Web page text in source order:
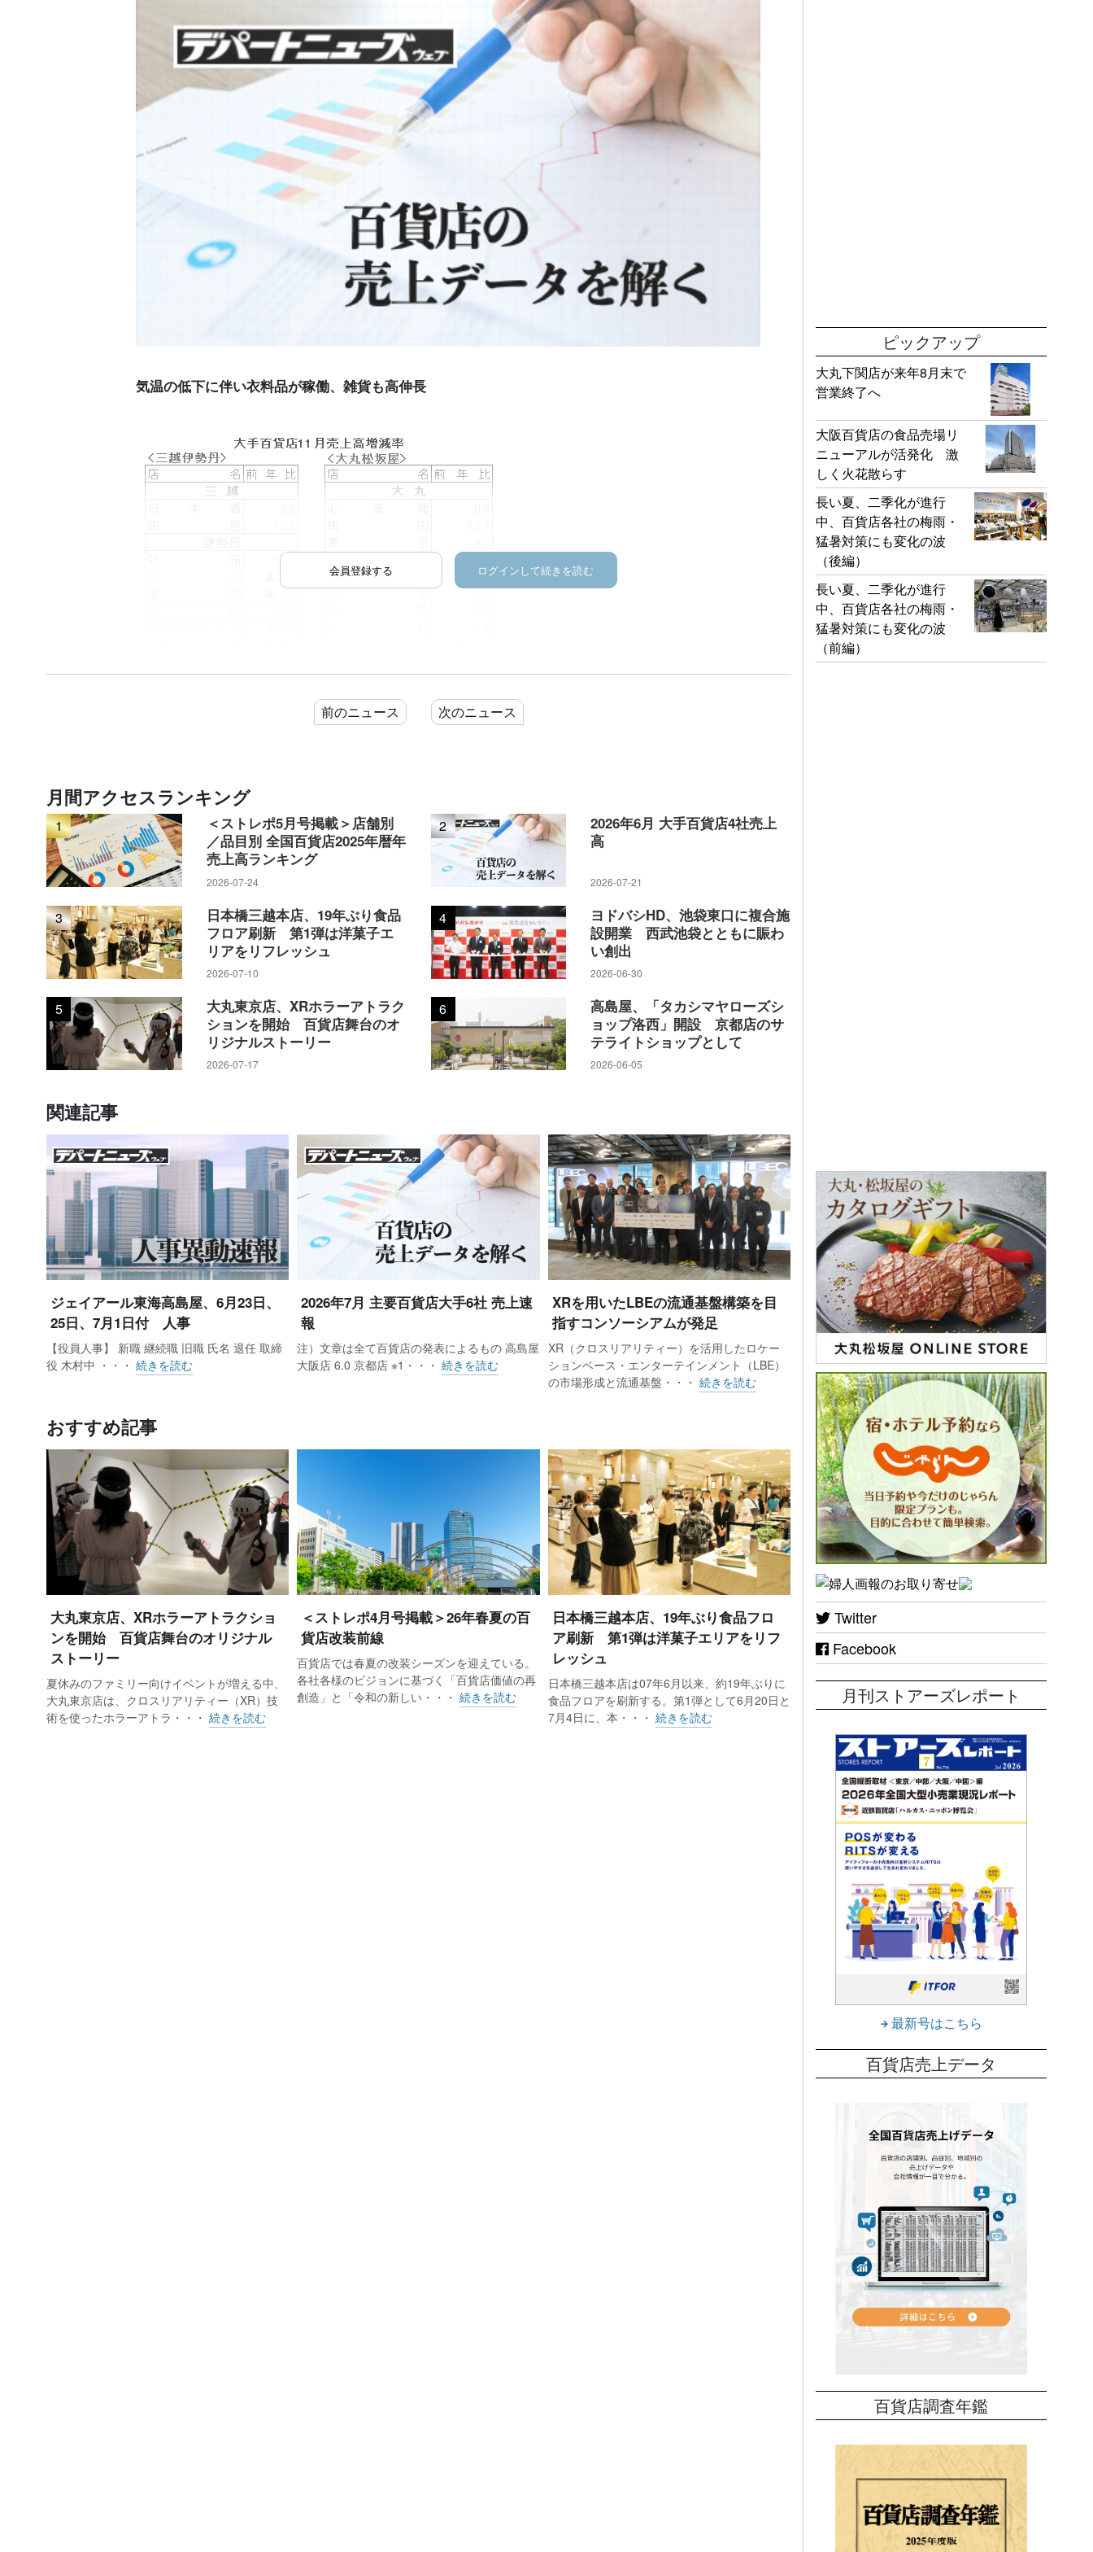
会員登録する ログインして続きを読む
気温の低下に伴い衣料品が稼働、雑貨も高伸長
大手百貨店4社の11月売上高はいずれもプラスで、大丸松坂屋百貨店が7.8％増、三越伊勢丹が6.8％
増、阪急阪神百貨店が5.8％増、高島屋が2.5％増となった。寒さが増したことで冬物や防寒用品が動
き始めた。化粧品や美術・宝飾・貴金属などの雑貨の伸び率も高かった。
前のニュース 次のニュース
月間アクセスランキング
1
＜ストレポ5月号掲載＞店舗別
／品目別 全国百貨店2025年暦年
売上高ランキング
2026-07-24
2
2026年6月 大手百貨店4社売上
高
2026-07-21
3
日本橋三越本店、19年ぶり食品
フロア刷新 第1弾は洋菓子エ
リアをリフレッシュ
2026-07-10
4
ヨドバシHD、池袋東口に複合施
設開業 西武池袋とともに賑わ
い創出
2026-06-30
5
大丸東京店、XRホラーアトラク
ションを開始 百貨店舞台のオ
リジナルストーリー
2026-07-17
6
高島屋、「タカシマヤローズシ
ョップ洛西」開設 京都店のサ
テライトショップとして
2026-06-05
関連記事
ジェイアール東海高島屋、6月23日、
25日、7月1日付 人事
【役員人事】 新職 継続職 旧職 氏名 退任 取締
役 木村中 ・・・ 続きを読む
2026年7月 主要百貨店大手6社 売上速
報
注）文章は全て百貨店の発表によるもの 高島屋
大阪店 6.0 京都店 ※1・・・続きを読む
XRを用いたLBEの流通基盤構築を目
指すコンソーシアムが発足
XR（クロスリアリティー）を活用したロケー
ションベース・エンターテインメント（LBE）
の市場形成と流通基盤・・・ 続きを読む
おすすめ記事
大丸東京店、XRホラーアトラクショ
ンを開始 百貨店舞台のオリジナル
ストーリー
夏休みのファミリー向けイベントが増える中、
大丸東京店は、クロスリアリティー（XR）技
術を使ったホラーアトラ・・・ 続きを読む
＜ストレポ4月号掲載＞26年春夏の百
貨店改装前線
百貨店では春夏の改装シーズンを迎えている。
各社各様のビジョンに基づく「百貨店価値の再
創造」と「令和の新しい・・・続きを読む
日本橋三越本店、19年ぶり食品フロ
ア刷新 第1弾は洋菓子エリアをリフ
レッシュ
日本橋三越本店は07年6月以来、約19年ぶりに
食品フロアを刷新する。第1弾として6月20日と
7月4日に、本・・・ 続きを読む
ピックアップ
大丸下関店が来年8月末で
営業終了へ
大阪百貨店の食品売場リ
ニューアルが活発化 激
しく火花散らす
長い夏、二季化が進行
中、百貨店各社の梅雨・
猛暑対策にも変化の波
（後編）
長い夏、二季化が進行
中、百貨店各社の梅雨・
猛暑対策にも変化の波
（前編）
Twitter
Facebook
月刊ストアーズレポート
最新号はこちら
百貨店売上データ
百貨店調査年鑑